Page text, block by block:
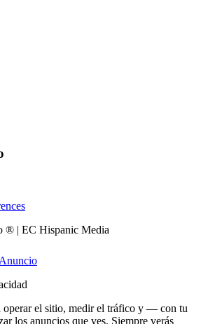
® | EC Hispanic Media
operar el sitio, medir el tráfico y — con tu
los anuncios que ves. Siempre verás